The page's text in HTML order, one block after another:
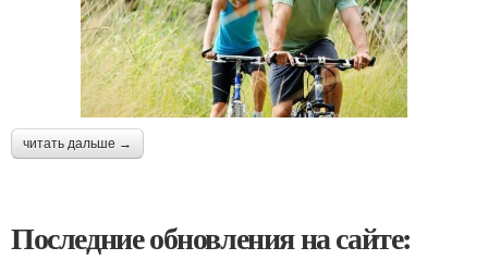
читать дальше →
Последние обновления на сайте: